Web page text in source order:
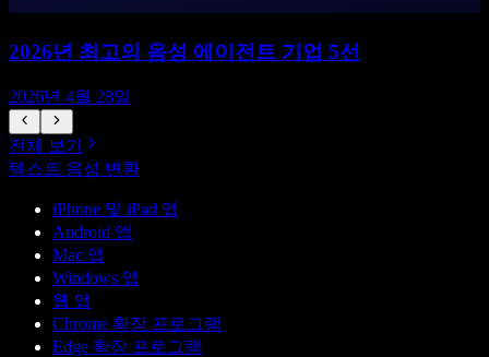
2026년 최고의 음성 에이전트 기업 5선
2026년 4월 28일
전체 보기
텍스트 음성 변환
iPhone 및 iPad 앱
Android 앱
Mac 앱
Windows 앱
웹 앱
Chrome 확장 프로그램
Edge 확장 프로그램